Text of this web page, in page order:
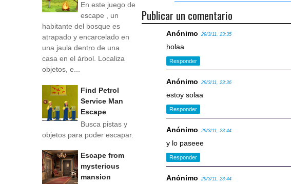
Publicar un comentario
Anónimo 29/3/11, 23:35
holaa
Responder
Anónimo 29/3/11, 23:36
estoy solaa
Responder
Anónimo 29/3/11, 23:44
y lo paseee
Responder
Anónimo 29/3/11, 23:44
En este juego de
escape , un
habitante del bosque es
atrapado y encarcelado en
una jaula dentro de una
casa en el árbol. Localiza
objetos, e...
Find Petrol
Service Man
Escape
Busca pistas y
objetos para poder escapar.
Escape from
mysterious
mansion